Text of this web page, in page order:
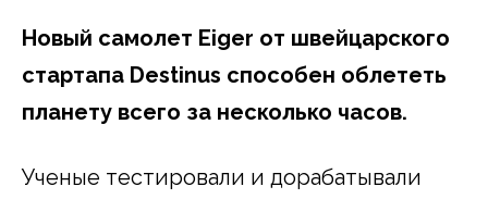
Новый самолет Eiger от швейцарского
стартапа Destinus способен облететь
планету всего за несколько часов.
Ученые тестировали и дорабатывали